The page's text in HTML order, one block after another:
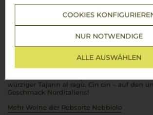
COOKIES
NUR NOTWENDIGE
ALLE AUSWÄHLEN
italienische Weinkultur auf höchstem
König unter den Weinen der Region,
und einer
zählt er zu den wertvollsten Schätzen
und Barbaresco, beide aus
gekeltert, entfalten am Gaumen ein
und passen perfekt zu den traditionellen
würziger Tajarin al ragù. Cin cin – auf den
Geschmack Norditaliens!
Mehr Weine der Rebsorte Nebbiolo